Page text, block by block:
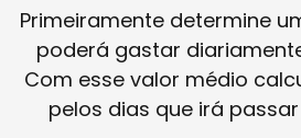
Primeiramente determine
poderá gastar
Com esse valor médio
pelos dias que irá